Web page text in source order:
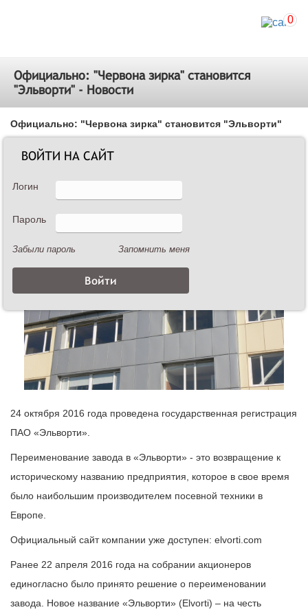
0
Официально: "Червона зирка" становится
"Эльворти" - Новости
Официально: "Червона зирка" становится "Эльворти"
25.10.2016
24 октября 2016 года проведена государственная регистрация
ПАО «Эльворти».
Переименование завода в «Эльворти» - это возвращение к
историческому названию предприятия, которое в свое время
было наибольшим производителем посевной техники в
Европе.
Официальный сайт компании уже доступен: elvorti.com
Ранее 22 апреля 2016 года на собрании акционеров
единогласно было принято решение о переименовании
завода. Новое название «Эльворти» (Elvorti) – на честь
ВОЙТИ НА САЙТ
Логин
Пароль
Забыли пароль Запомнить меня